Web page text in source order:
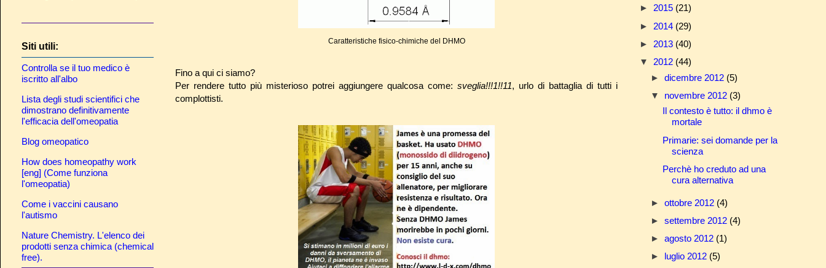
Caratteristiche fisico-chimiche del DHMO
Fino a qui ci siamo?
Per rendere tutto più misterioso potrei aggiungere qualcosa come: sveglia!!!1!!11, urlo di battaglia di tutti i
complottisti.
Siti utili:
Controlla se il tuo medico è
iscritto all'albo
Lista degli studi scientifici che
dimostrano definitivamente
l'efficacia dell'omeopatia
Blog omeopatico
How does homeopathy work
[eng] (Come funziona
l'omeopatia)
Come i vaccini causano
l'autismo
Nature Chemistry. L'elenco dei
prodotti senza chimica (chemical
free).
► 2015 (21)
► 2014 (29)
► 2013 (40)
▼ 2012 (44)
► dicembre 2012 (5)
▼ novembre 2012 (3)
Il contesto è tutto: il dhmo è
mortale
Primarie: sei domande per la
scienza
Perchè ho creduto ad una
cura alternativa
► ottobre 2012 (4)
► settembre 2012 (4)
► agosto 2012 (1)
► luglio 2012 (5)